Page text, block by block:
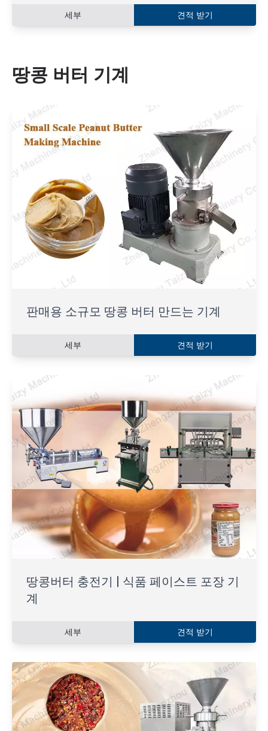
세부 견적 받기
땅콩 버터 기계
판매용 소규모 땅콩 버터 만드는 기계
세부 견적 받기
땅콩버터 충전기 | 식품 페이스트 포장 기
계
세부 견적 받기